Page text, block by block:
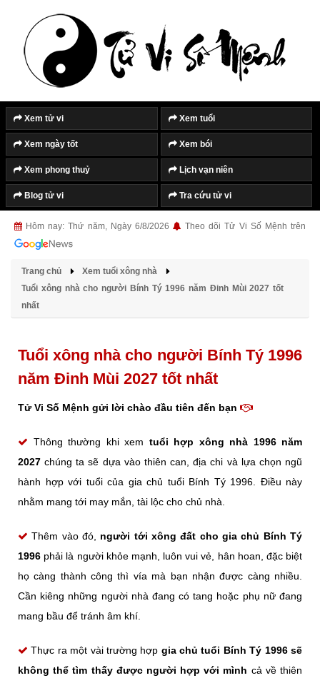
Xem tử vi Xem tuổi
Xem ngày tốt Xem bói
Xem phong thuỷ Lịch vạn niên
Blog tử vi Tra cứu tử vi
Hôm nay: Thứ năm, Ngày 6/8/2026 Theo dõi Tử Vi Số Mệnh trên
Trang chủ
Xem tuổi xông nhà
Tuổi xông nhà cho người Bính Tý 1996 năm Đinh Mùi 2027 tốt
nhất
Tuổi xông nhà cho người Bính Tý 1996
năm Đinh Mùi 2027 tốt nhất
Tử Vi Số Mệnh gửi lời chào đầu tiên đến bạn
Thông thường khi xem tuổi hợp xông nhà 1996 năm
2027 chúng ta sẽ dựa vào thiên can, địa chi và lựa chọn ngũ
hành hợp với tuổi của gia chủ tuổi Bính Tý 1996. Điều này
nhằm mang tới may mắn, tài lộc cho chủ nhà.
Thêm vào đó, người tới xông đất cho gia chủ Bính Tý
1996 phải là người khỏe mạnh, luôn vui vẻ, hân hoan, đặc biệt
họ càng thành công thì vía mà bạn nhận được càng nhiều.
Cần kiêng những người nhà đang có tang hoặc phụ nữ đang
mang bầu để tránh âm khí.
Thực ra một vài trường hợp gia chủ tuổi Bính Tý 1996 sẽ
không thể tìm thấy được người hợp với mình cả về thiên